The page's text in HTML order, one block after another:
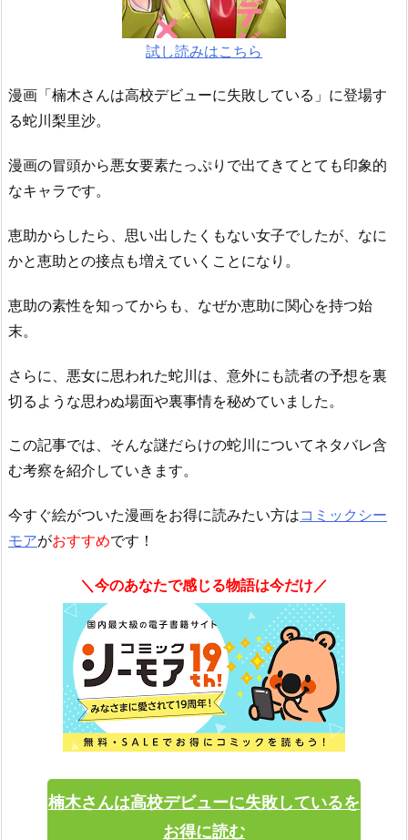
試し読みはこちら
漫画「楠木さんは高校デビューに失敗している」に登場す
る蛇川梨里沙。
漫画の冒頭から悪女要素たっぷりで出てきてとても印象的
なキャラです。
恵助からしたら、思い出したくもない女子でしたが、なに
かと恵助との接点も増えていくことになり。
恵助の素性を知ってからも、なぜか恵助に関心を持つ始
末。
さらに、悪女に思われた蛇川は、意外にも読者の予想を裏
切るような思わぬ場面や裏事情を秘めていました。
この記事では、そんな謎だらけの蛇川についてネタバレ含
む考察を紹介していきます。
今すぐ絵がついた漫画をお得に読みたい方はコミックシー
モアがおすすめです！
＼今のあなたで感じる物語は今だけ／
楠木さんは高校デビューに失敗しているを
お得に読む